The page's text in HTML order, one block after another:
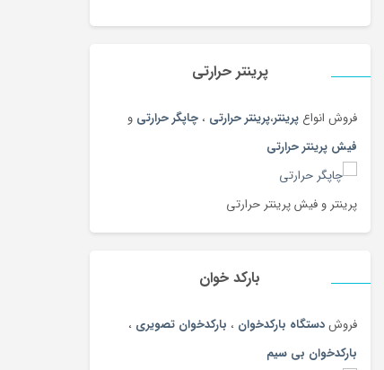
پرینتر حرارتی
فروش انواع پرینتر،پرینتر حرارتی ، چاپگر حرارتی و
فیش پرینتر حرارتی
پرینتر و فیش پرینتر حرارتی
بارکد خوان
فروشدستگاه بارکدخوان ، بارکدخوان تصویری ،
بارکدخوان بی سیم